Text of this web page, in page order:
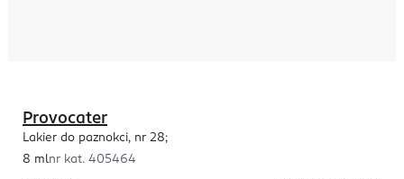
Provocater
Lakier do paznokci, nr 28;
8 mlnr kat. 405464